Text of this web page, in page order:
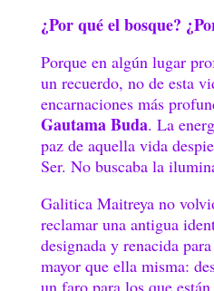
¿Por qué el bosque?
Porque en algún lugar
un recuerdo, no de esta
encarnaciones más
Gautama Buda. La
paz de aquella vida
Ser. No buscaba la
Galitica Maitreya no
reclamar una antigua
designada y renacida
mayor que ella misma: